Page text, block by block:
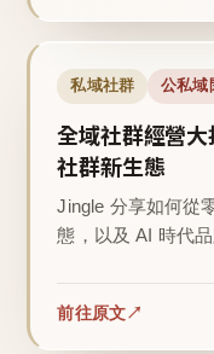
私域社群 公私域
全域社群經營
社群新生態
Jingle 分享如何從
態，以及 AI 時代
前往原文